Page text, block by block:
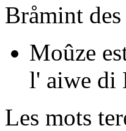
Bråmint
Moûze
l' aiwe di
Les mots